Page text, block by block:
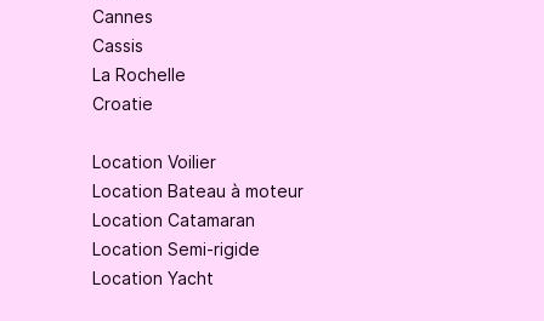
Cannes
Cassis
La Rochelle
Croatie
Location Voilier
Location Bateau à moteur
Location Catamaran
Location Semi-rigide
Location Yacht